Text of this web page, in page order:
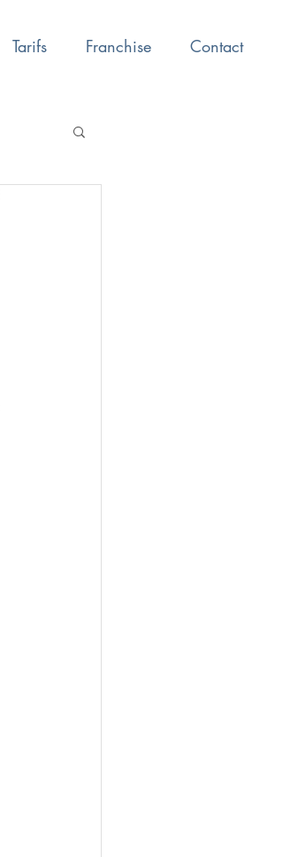
Tarifs Franchise Contact